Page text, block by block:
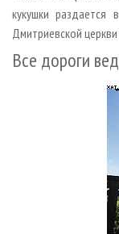
кукушки раздается
Дмитриевской
Все дороги